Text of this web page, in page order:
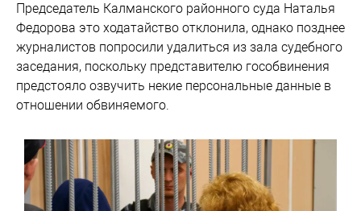
Председатель Калманского районного суда Наталья
Федорова это ходатайство отклонила, однако позднее
журналистов попросили удалиться из зала судебного
заседания, поскольку представителю гособвинения
предстояло озвучить некие персональные данные в
отношении обвиняемого.